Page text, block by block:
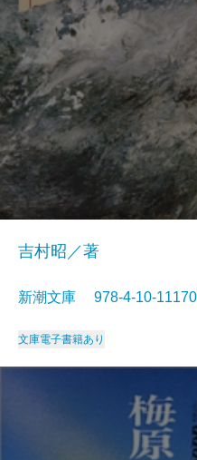
吉村昭／著
新潮文庫 978-4-10-
文庫電子書籍あり